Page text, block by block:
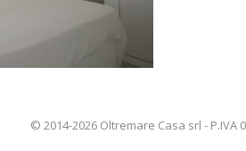
© 2014-2026 Oltremare Casa srl - P.IVA